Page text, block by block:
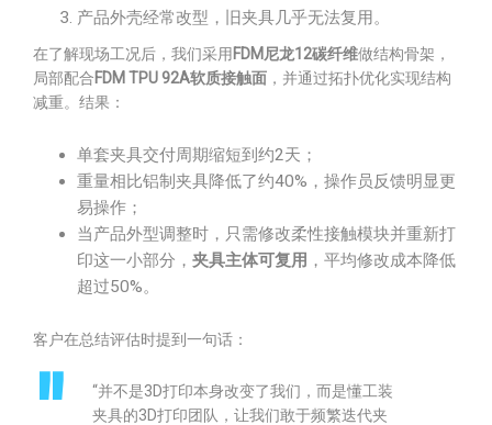
产品外壳经常改型，旧夹具几乎无法复用。
在了解现场工况后，我们采用 FDM尼龙12碳纤维做结构骨架，
局部配合FDM TPU 92A软质接触面 ，并通过拓扑优化实现结构
减重。结果：
单套夹具交付周期缩短到约2天；
重量相比铝制夹具降低了约40%，操作员反馈明显更
易操作；
当产品外型调整时，只需修改柔性接触模块并重新打
印这一小部分， 夹具主体可复用 ，平均修改成本降低
超过50%。
客户在总结评估时提到一句话：
“并不是3D打印本身改变了我们，而是懂工装
夹具的3D打印团队，让我们敢于频繁迭代夹